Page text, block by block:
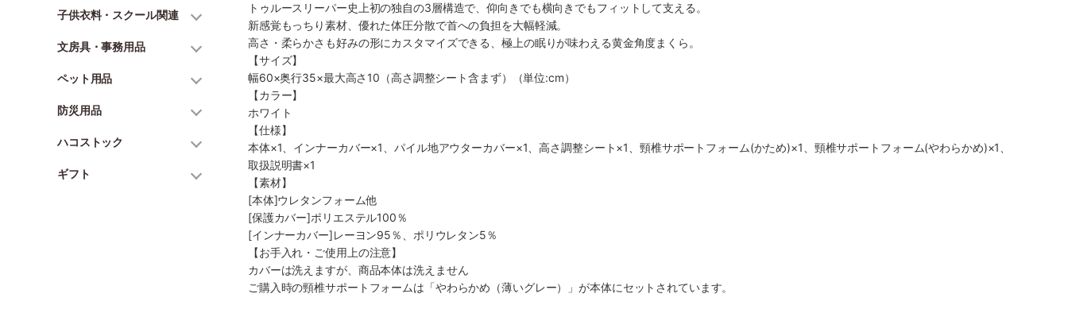
子供衣料・スクール関連
文房具・事務用品
ペット用品
防災用品
ハコストック
ギフト
トゥルースリーパー史上初の独自の3層構造で、仰向きでも横向きでもフィットして支える。
新感覚もっちり素材、優れた体圧分散で首への負担を大幅軽減。
高さ・柔らかさも好みの形にカスタマイズできる、極上の眠りが味わえる黄金角度まくら。
【サイズ】
幅60×奥行35×最大高さ10（高さ調整シート含まず）（単位:cm）
【カラー】
ホワイト
【仕様】
本体×1、インナーカバー×1、パイル地アウターカバー×1、高さ調整シート×1、頸椎サポートフォーム(かため)×1、頸椎サポートフォーム(やわらかめ)×1、
取扱説明書×1
【素材】
[本体]ウレタンフォーム他
[保護カバー]ポリエステル100％
[インナーカバー]レーヨン95％、ポリウレタン5％
【お手入れ・ご使用上の注意】
カバーは洗えますが、商品本体は洗えません
ご購入時の頸椎サポートフォームは「やわらかめ（薄いグレー）」が本体にセットされています。